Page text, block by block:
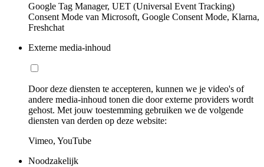
Google Tag Manager, UET (Universal Event Tracking)
Consent Mode van Microsoft, Google Consent Mode, Klarna,
Freshchat
Externe media-inhoud
Door deze diensten te accepteren, kunnen we je video's of
andere media-inhoud tonen die door externe providers wordt
gehost. Met jouw toestemming gebruiken we de volgende
diensten van derden op deze website:
Vimeo, YouTube
Noodzakelijk